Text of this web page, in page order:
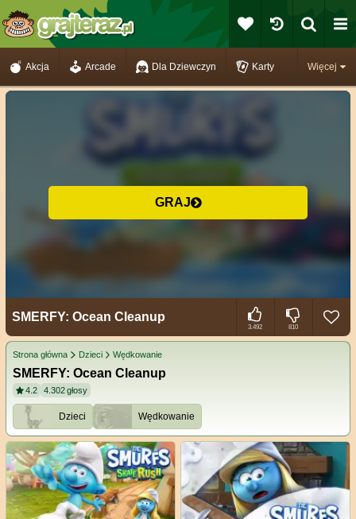
Więcej
Akcja Arcade Dla Dziewczyn Karty
GRAJ
SMERFY: Ocean Cleanup
3.492 810
Strona główna Dzieci Wędkowanie
SMERFY: Ocean Cleanup
4.2 4.302głosy
Dzieci Wędkowanie